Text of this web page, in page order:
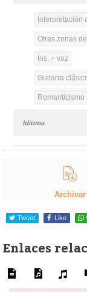
Interpretación
Otras zonas
Ins. + voz
Guitarra
Romanticismo
Idioma
Archivar
Tweet Like
Enlaces